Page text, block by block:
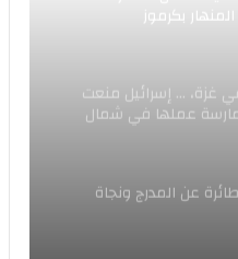
بكرموز
غزة، … إسرائيل منعت
عملها في شمال
عن المدرج ونجاة